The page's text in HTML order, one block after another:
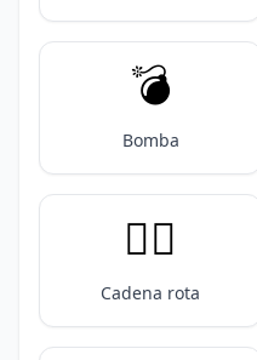
💣️
Bomba
⛓️‍💥
Cadena rota